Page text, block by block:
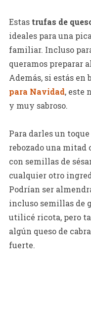
Estas trufas de
ideales para una
familiar. Incluso
queramos preparar
Además, si estás en
para Navidad, este
y muy sabroso.
Para darles un
rebozado una
con semillas de
cualquier otro
Podrían ser
incluso semillas de
utilicé ricota, pero
algún queso de
fuerte.